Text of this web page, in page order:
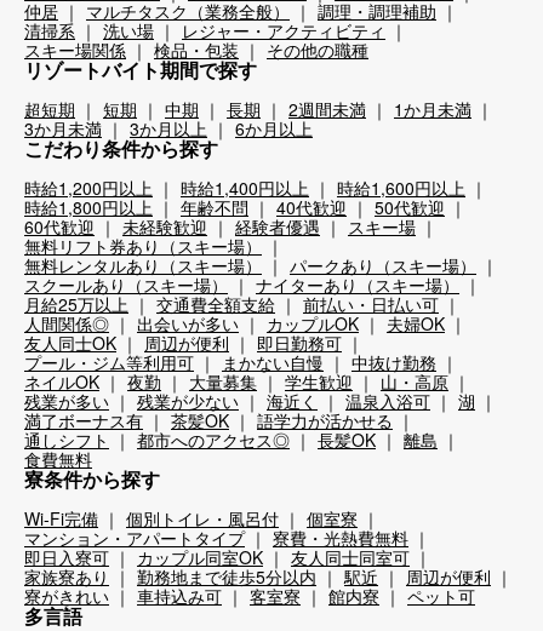
仲居
マルチタスク（業務全般）
調理・調理補助
清掃系
洗い場
レジャー・アクティビティ
スキー場関係
検品・包装 その他の職種
リゾートバイト期間で探す
超短期 短期 中期 長期 2週間未満
1か月未満
3か月未満
3か月以上 6か月以上
こだわり条件から探す
時給1,200円以上 時給1,400円以上
時給1,600円以上
時給1,800円以上
年齢不問 40代歓迎
50代歓迎
60代歓迎
未経験歓迎 経験者優遇
スキー場
無料リフト券あり（スキー場）
無料レンタルあり（スキー場）
パークあり（スキー場）
スクールあり（スキー場）
ナイターあり（スキー場）
月給25万以上
交通費全額支給
前払い・日払い可
人間関係◎
出会いが多い カップルOK
夫婦OK
友人同士OK
周辺が便利
即日勤務可
プール・ジム等利用可
まかない自慢
中抜け勤務
ネイルOK
夜勤 大量募集 学生歓迎
山・高原
残業が多い
残業が少ない 海近く 温泉入浴可
湖
満了ボーナス有
茶髪OK
語学力が活かせる
通しシフト
都市へのアクセス◎ 長髪OK
離島
食費無料
寮条件から探す
Wi-Fi完備 個別トイレ・風呂付
個室寮
マンション・アパートタイプ
寮費・光熱費無料
即日入寮可
カップル同室OK
友人同士同室可
家族寮あり
勤務地まで徒歩5分以内 駅近
周辺が便利
寮がきれい
車持込み可 客室寮 館内寮 ペット可
多言語